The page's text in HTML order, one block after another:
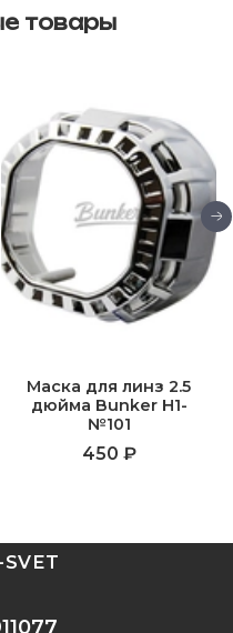
товары
Маска для линз 2.5
дюйма Bunker H1-
№101
450 ₽
SVET